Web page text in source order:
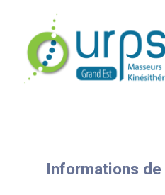
Informations